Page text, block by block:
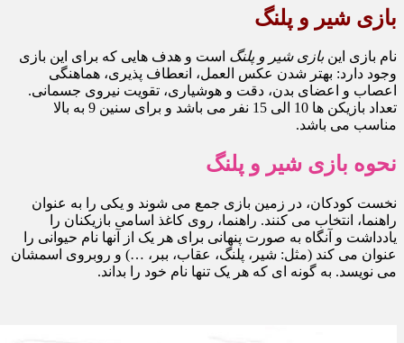
بازی شیر و پلنگ
نام بازی اینبازی شیر و پلنگ است و هدف هایی که برای این بازی
وجود دارد: بهتر شدن عکس العمل، انعطاف پذیری، هماهنگی
اعصاب و اعضای بدن، دقت و هوشیاری، تقویت نیروی جسمانی.
تعداد بازیکن ها 10 الی 15 نفر می باشد و برای سنین 9 به بالا
مناسب می باشد.
نحوه بازی شیر و پلنگ
نخست کودکان، در زمین بازی جمع می شوند و یکی را به عنوان
راهنما، انتخاب می کنند. راهنما، روی کاغذ اسامی بازیکنان را
یادداشت و آنگاه به صورت پنهانی برای هر یک از آنها نام حیوانی را
عنوان می کند (مثل: شیر، پلنگ، عقاب، ببر، …) و روبروی اسمشان
می نویسد. به گونه ای که هر یک تنها نام خود را بداند.